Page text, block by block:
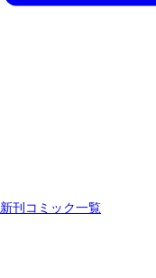
新刊コミック一覧